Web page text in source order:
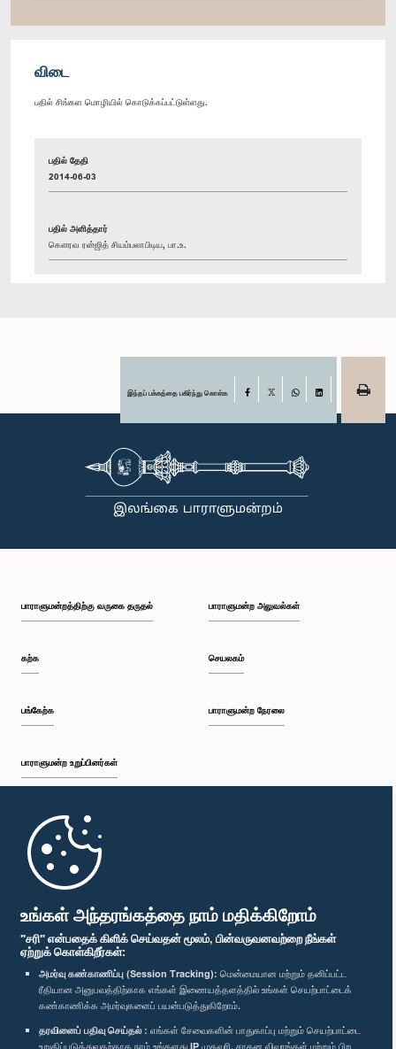
உங்கள் அந்தரங்கத்தை நாம் மதிக்கிறோம்
"சரி" என்பதைக் கிளிக் செய்வதன் மூலம், பின்வருவனவற்றை நீங்கள்
ஏற்றுக் கொள்கிறீர்கள்:
அமர்வு கண்காணிப்பு (Session Tracking): மென்மையான மற்றும் தனிப்பட்ட
ரீதியான அனுபவத்திற்காக எங்கள் இணையத்தளத்தில் உங்கள் செயற்பாட்டைக்
கண்காணிக்க அமர்வுகளைப் பயன்படுத்துகிறோம்.
தரவினைப் பதிவு செய்தல் : எங்கள் சேவைகளின் பாதுகாப்பு மற்றும் செயற்பாட்டை
உறுதிப்படுத்துவதற்காக நாம் உங்களது IP முகவரி, சாதன விவரங்கள் மற்றும் பிற
விடை
பதில் சிங்கள மொழியில் கொடுக்கப்பட்டுள்ளது.
பதில் தேதி
2014-06-03
பதில் அளித்தார்
கௌரவ ரன்ஜித் சியம்பலாபிடிய, பா.உ.
இந்தப் பக்கத்தை பகிர்ந்து கொள்க Facebook
பாராளுமன்றத்திற்கு வருகை தருதல்
கற்க
பங்கேற்க
பாராளுமன்ற உறுப்பினர்கள்
முதற்பக்கம்
பாராளுமன்ற அலுவல்கள்
செயலகம்
பாராளுமன்ற நேரலை
பாராளுமன்ற கையடக்க செயலி
எம்மை பின்தொடர்க :
விருதுகள்